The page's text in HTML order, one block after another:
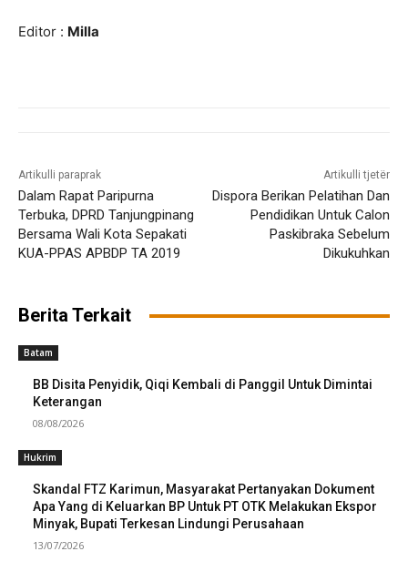
Editor : Milla
Artikulli paraprak
Dalam Rapat Paripurna
Terbuka, DPRD Tanjungpinang
Bersama Wali Kota Sepakati
KUA-PPAS APBDP TA 2019
Artikulli tjetër
Dispora Berikan Pelatihan Dan
Pendidikan Untuk Calon
Paskibraka Sebelum
Dikukuhkan
Berita Terkait
Batam
BB Disita Penyidik, Qiqi Kembali di Panggil Untuk Dimintai
Keterangan
08/08/2026
Hukrim
Skandal FTZ Karimun, Masyarakat Pertanyakan Dokument
Apa Yang di Keluarkan BP Untuk PT OTK Melakukan Ekspor
Minyak, Bupati Terkesan Lindungi Perusahaan
13/07/2026